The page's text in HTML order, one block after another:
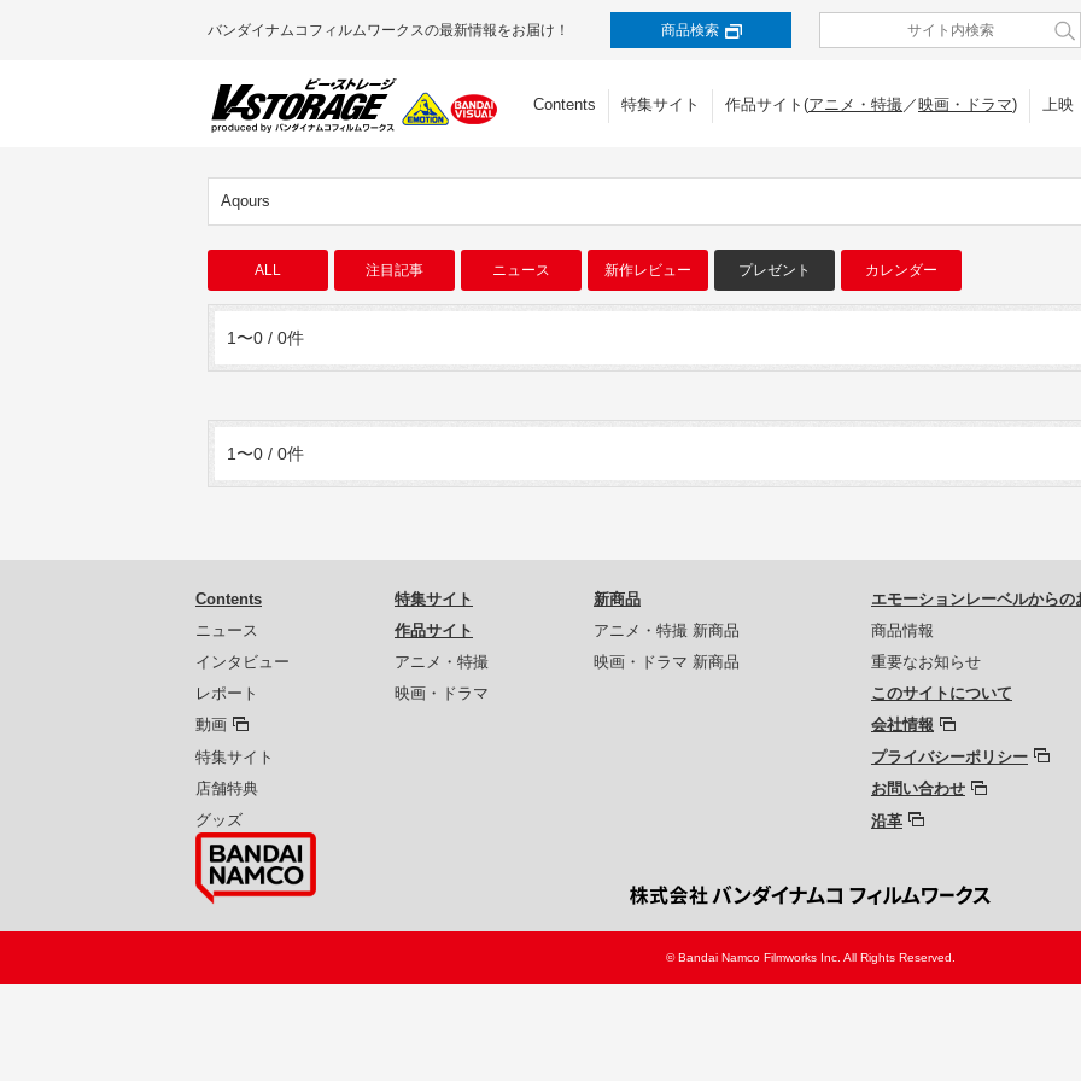
バンダイナムコフィルムワークスの最新情報をお届け！ 商品検索
Contents 特集サイト 作品サイト(アニメ・特撮／映画・ドラマ) 上映
Aqours
ALL 注目記事 ニュース 新作レビュー プレゼント カレンダー
1〜0 / 0件
1〜0 / 0件
Contents
ニュース
インタビュー
レポート
動画
特集サイト
店舗特典
グッズ
特集サイト
作品サイト
アニメ・特撮
映画・ドラマ
新商品
アニメ・特撮 新商品
映画・ドラマ 新商品
エモーションレーベルからの
商品情報
重要なお知らせ
このサイトについて
会社情報
プライバシーポリシー
お問い合わせ
沿革
© Bandai Namco Filmworks Inc. All Rights Reserved.